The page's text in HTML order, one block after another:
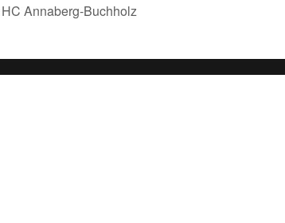
Annaberg-Buchholz